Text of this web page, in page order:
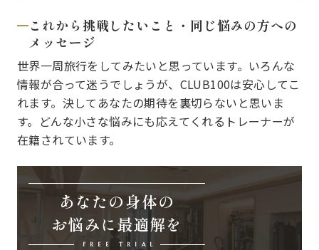
これから挑戦したいこと・同じ悩みの方への
メッセージ
世界一周旅行をしてみたいと思っています。いろんな
情報が合って迷うでしょうが、CLUB100は安心してこ
れます。決してあなたの期待を裏切らないと思いま
す。どんな小さな悩みにも応えてくれるトレーナーが
在籍されています。
あなたの身体の
お悩みに最適解を
FREE TRIAL